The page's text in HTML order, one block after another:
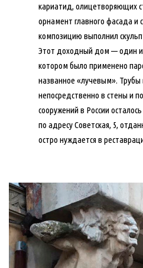
кариатид, олицетворяющих
орнамент главного фасада и
композицию выполнил
Этот доходный дом — один
котором было применено
названное «лучевым».
непосредственно в стены и
сооружений в России
по адресу Советская, 5,
остро нуждается в